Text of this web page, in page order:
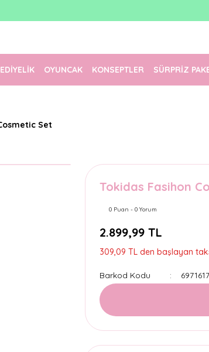
1500 TL Üzeri Ücretsiz Kargo
OYUNCAK KONSEPTLER SÜRPRİZ
Set
Tokidas Fasihon
0 Puan - 0 Yorum
2.899,99 TL
309,09 TL den başlayan
Barkod Kodu